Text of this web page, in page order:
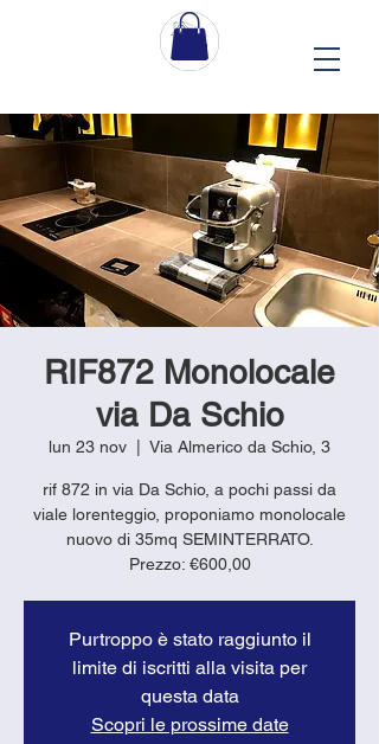
RIF872 Monolocale
via Da Schio
lun 23 nov Via Almerico da Schio, 3
rif 872 in via Da Schio, a pochi passi da
viale lorenteggio, proponiamo monolocale
nuovo di 35mq SEMINTERRATO.
Prezzo: €600,00
Purtroppo è stato raggiunto il
limite di iscritti alla visita per
questa data
Scopri le prossime date